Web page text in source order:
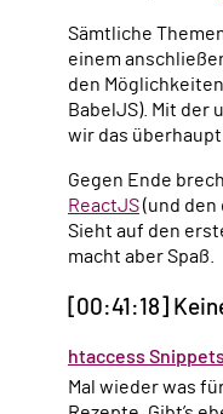
Sämtliche
einem
den
BabelJS). Mit der
wir das
Gegen Ende
ReactJS(und den
Sieht auf den
macht aber Spaß.
[00:41:18]
htaccess Snippets
Mal wieder was für Apache konfigurieren? Hier gibt’s